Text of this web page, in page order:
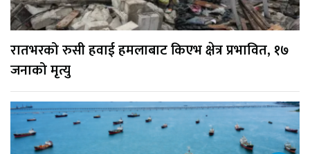
रातभरको रुसी हवाई हमलाबाट किएभ क्षेत्र प्रभावित, १७
जनाको मृत्यु